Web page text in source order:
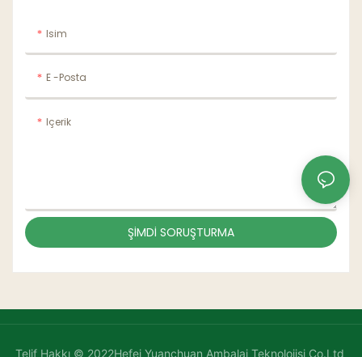
Isim
E -posta
Içerik
ŞIMDI SORUŞTURMA
Telif Hakkı © 2022Hefei Yuanchuan Ambalaj Teknolojisi Co.Ltd